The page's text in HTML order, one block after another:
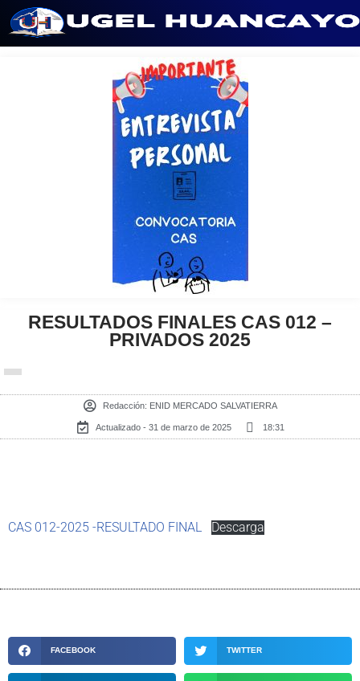
RESULTADOS FINALES CAS 012 –
PRIVADOS 2025
Redacción: ENID MERCADO SALVATIERRA
Actualizado - 31 de marzo de 2025 18:31
CAS 012-2025 -RESULTADO FINAL Descarga
FACEBOOK TWITTER